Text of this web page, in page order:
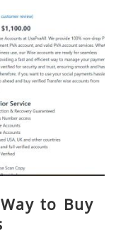
to Buy